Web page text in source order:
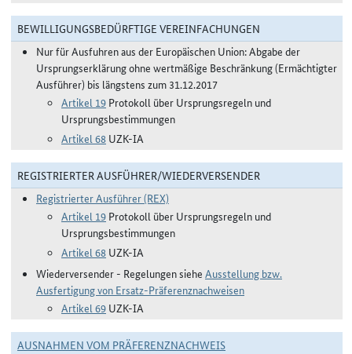
BEWILLIGUNGSBEDÜRFTIGE VEREINFACHUNGEN
Nur für Ausfuhren aus der Europäischen Union: Abgabe der
Ursprungserklärung ohne wertmäßige Beschränkung (Ermächtigter
Ausführer) bis längstens zum 31.12.2017
Artikel 19 Protokoll über Ursprungsregeln und
Ursprungsbestimmungen
Artikel 68 UZK-IA
REGISTRIERTER AUSFÜHRER/WIEDERVERSENDER
Registrierter Ausführer (REX)
Artikel 19 Protokoll über Ursprungsregeln und
Ursprungsbestimmungen
Artikel 68 UZK-IA
Wiederversender - Regelungen siehe Ausstellung bzw.
Ausfertigung von Ersatz-Präferenznachweisen
Artikel 69 UZK-IA
AUSNAHMEN VOM PRÄFERENZNACHWEIS